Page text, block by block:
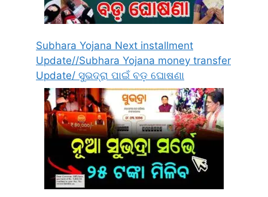
Subhara Yojana Next installment
Update//Subhara Yojana money transfer
Update/ ସୁଭଦ୍ରା ପାଇଁ ବଡ଼ ଘୋଷଣା